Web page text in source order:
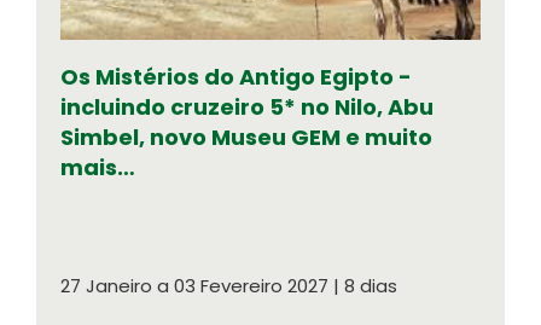
viagem
Equipa
Como funcionamos
Os Mistérios do Antigo Egipto -
incluindo cruzeiro 5* no Nilo, Abu
Simbel, novo Museu GEM e muito
mais…
27 Janeiro a 03 Fevereiro 2027 | 8 dias